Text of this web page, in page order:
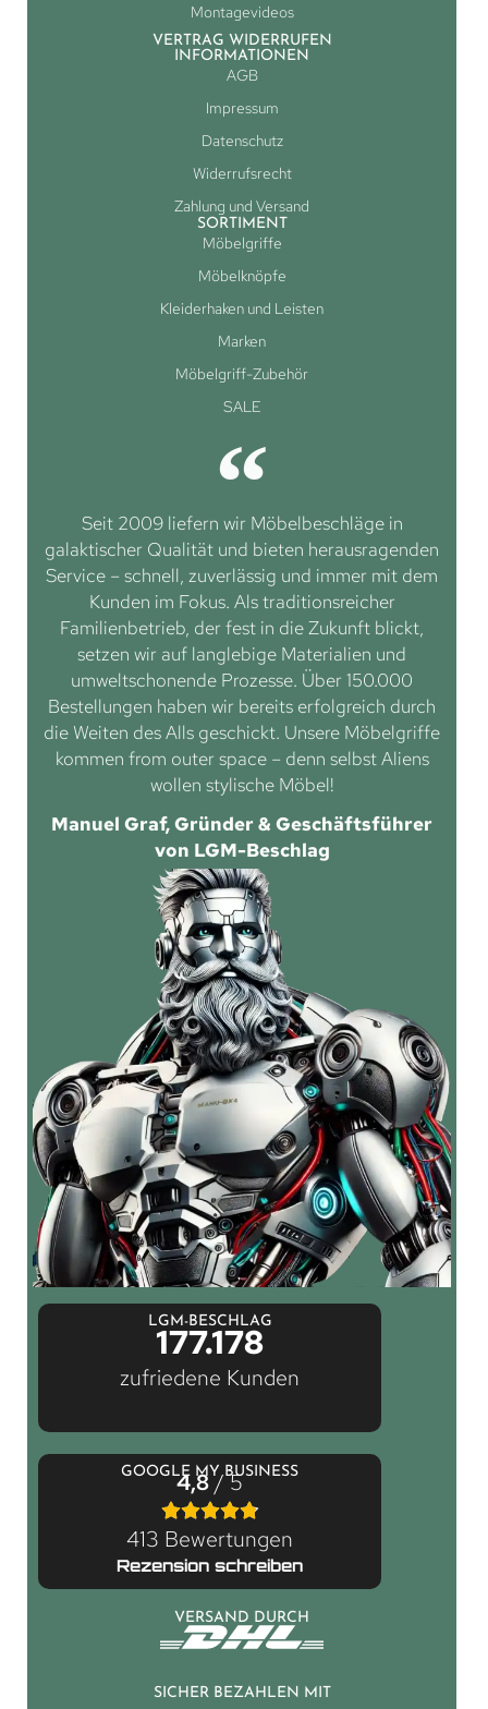
Montagevideos
VERTRAG WIDERRUFEN
INFORMATIONEN
AGB
Impressum
Datenschutz
Widerrufsrecht
Zahlung und Versand
SORTIMENT
Möbelgriffe
Möbelknöpfe
Kleiderhaken und Leisten
Marken
Möbelgriff-Zubehör
SALE
Seit 2009 liefern wir Möbelbeschläge in
galaktischer Qualität und bieten herausragenden
Service – schnell, zuverlässig und immer mit dem
Kunden im Fokus. Als traditionsreicher
Familienbetrieb, der fest in die Zukunft blickt,
setzen wir auf langlebige Materialien und
umweltschonende Prozesse. Über 150.000
Bestellungen haben wir bereits erfolgreich durch
die Weiten des Alls geschickt. Unsere Möbelgriffe
kommen from outer space – denn selbst Aliens
wollen stylische Möbel!
Manuel Graf, Gründer & Geschäftsführer
von LGM-Beschlag
LGM-BESCHLAG
177.178
zufriedene Kunden
GOOGLE MY BUSINESS
4,8/ 5
413 Bewertungen
Rezension schreiben
VERSAND DURCH
SICHER BEZAHLEN MIT